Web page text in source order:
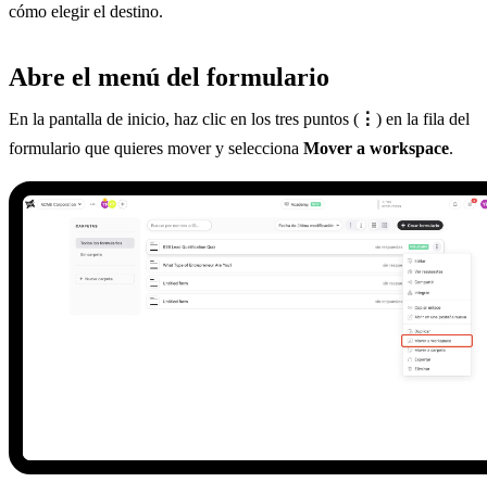
cómo elegir el destino.
Abre el menú del formulario
En la pantalla de inicio, haz clic en los tres puntos ( ⋮ ) en la fila del
formulario que quieres mover y selecciona Mover a workspace.